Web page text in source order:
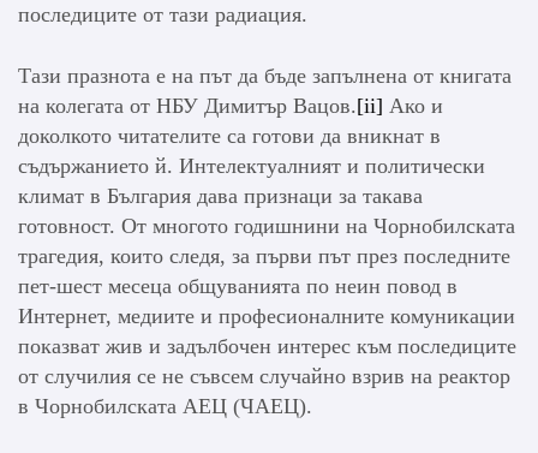
последиците от тази радиация.
Тази празнота е на път да бъде запълнена от книгата
на колегата от НБУ Димитър Вацов.[ii] Ако и
доколкото читателите са готови да вникнат в
съдържанието й. Интелектуалният и политически
климат в България дава признаци за такава
готовност. От многото годишнини на Чорнобилската
трагедия, които следя, за първи път през последните
пет-шест месеца общуванията по неин повод в
Интернет, медиите и професионалните комуникации
показват жив и задълбочен интерес към последиците
от случилия се не съвсем случайно взрив на реактор
в Чорнобилската АЕЦ (ЧАЕЦ).